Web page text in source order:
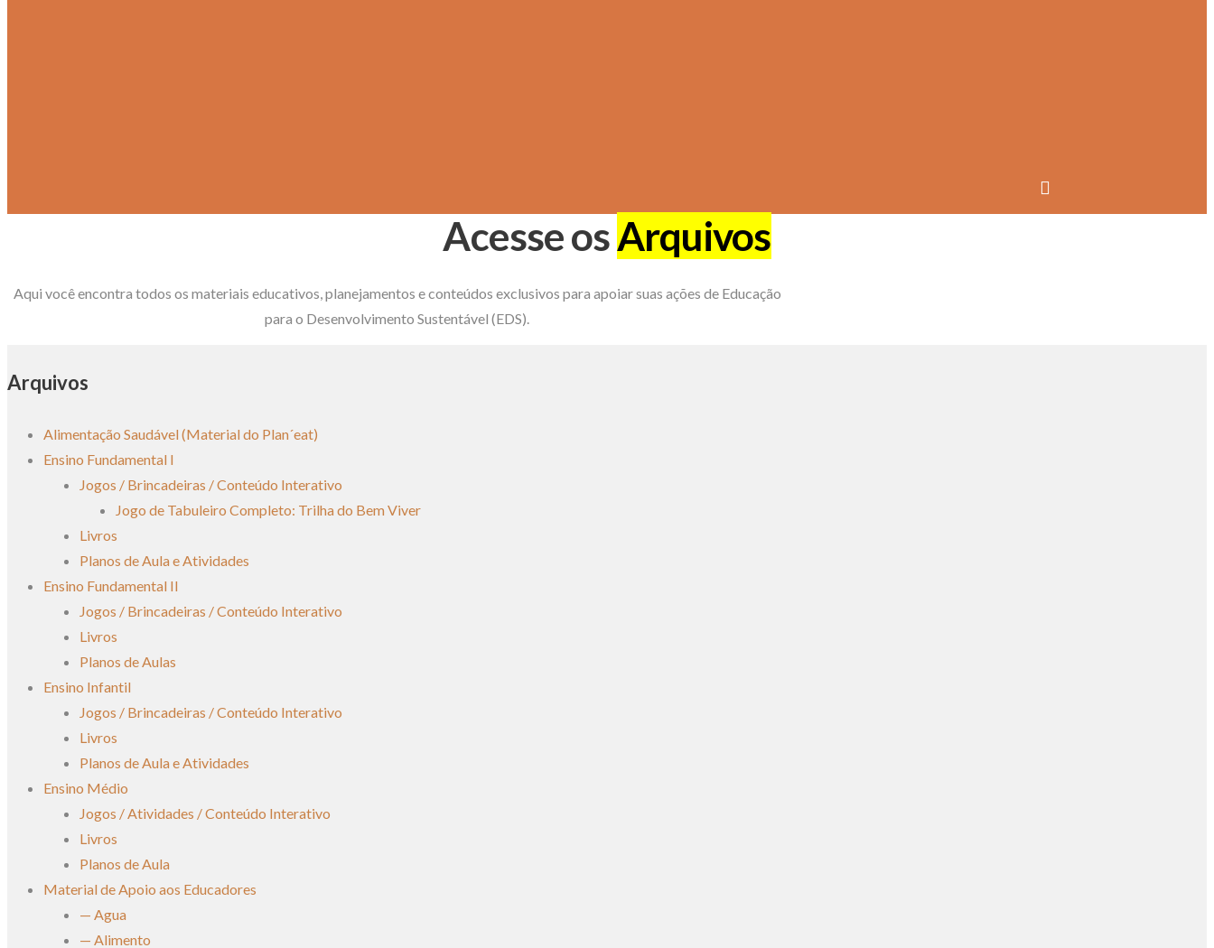
Acesse osArquivos
Aqui você encontra todos os materiais educativos, planejamentos e conteúdos exclusivos para apoiar suas ações de Educação
para o Desenvolvimento Sustentável (EDS).
Arquivos
Alimentação Saudável (Material do Plan´eat)
Ensino Fundamental I
Jogos / Brincadeiras / Conteúdo Interativo
Jogo de Tabuleiro Completo: Trilha do Bem Viver
Livros
Planos de Aula e Atividades
Ensino Fundamental II
Jogos / Brincadeiras / Conteúdo Interativo
Livros
Planos de Aulas
Ensino Infantil
Jogos / Brincadeiras / Conteúdo Interativo
Livros
Planos de Aula e Atividades
Ensino Médio
Jogos / Atividades / Conteúdo Interativo
Livros
Planos de Aula
Material de Apoio aos Educadores
— Agua
— Alimento